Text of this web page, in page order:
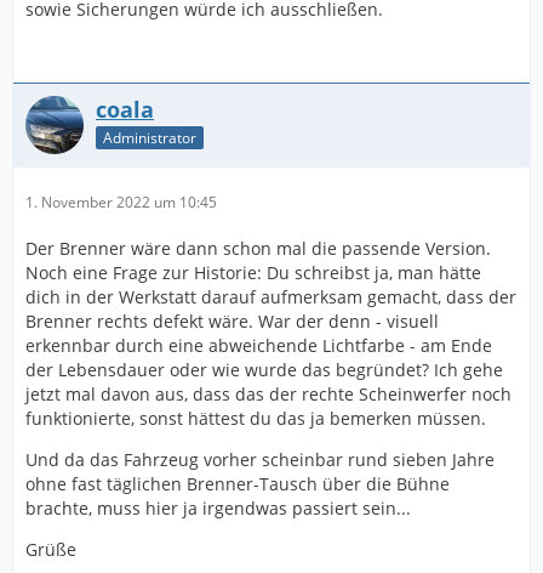
sowie Sicherungen würde ich ausschließen.
coala
Administrator
1. November 2022 um 10:45
Der Brenner wäre dann schon mal die passende Version.
Noch eine Frage zur Historie: Du schreibst ja, man hätte
dich in der Werkstatt darauf aufmerksam gemacht, dass der
Brenner rechts defekt wäre. War der denn - visuell
erkennbar durch eine abweichende Lichtfarbe - am Ende
der Lebensdauer oder wie wurde das begründet? Ich gehe
jetzt mal davon aus, dass das der rechte Scheinwerfer noch
funktionierte, sonst hättest du das ja bemerken müssen.
Und da das Fahrzeug vorher scheinbar rund sieben Jahre
ohne fast täglichen Brenner-Tausch über die Bühne
brachte, muss hier ja irgendwas passiert sein...
Grüße